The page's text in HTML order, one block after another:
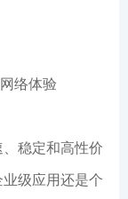
络体验
、稳定和高性价
级应用还是个